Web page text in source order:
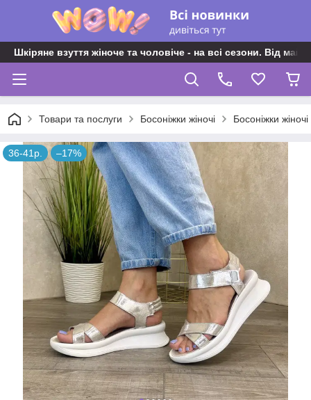
Шкіряне взуття жіноче та чоловіче - на всі сезони. Від
Товари та послуги Босоніжки жіночі Босоніжки
36-41р. –17%